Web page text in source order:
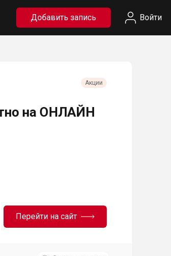
Добавить запись Войти
Акции
на ОНЛАЙН
Перейти на сайт